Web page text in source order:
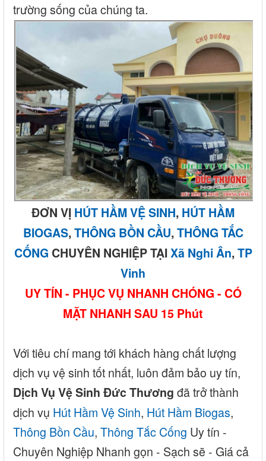
trường sống của chúng ta.
ĐƠN VỊ HÚT HẦM VỆ SINH, HÚT HẦM
BIOGAS,THÔNG BỒN CẦU,THÔNG TẮC
CỐNG CHUYÊN NGHIỆP TẠIXã Nghi Ân,TP
Vinh
UY TÍN - PHỤC VỤ NHANH CHÓNG - CÓ
MẶT NHANH SAU 15 Phút
Với tiêu chí mang tới khách hàng chất lượng
dịch vụ vệ sinh tốt nhất, luôn đảm bảo uy tín,
Dịch Vụ Vệ Sinh Đức Thương đã trở thành
dịch vụ Hút Hầm Vệ Sinh, Hút Hầm Biogas,
Thông Bồn Cầu, Thông Tắc Cống Uy tín -
Chuyên Nghiệp Nhanh gọn - Sạch sẽ - Giá cả